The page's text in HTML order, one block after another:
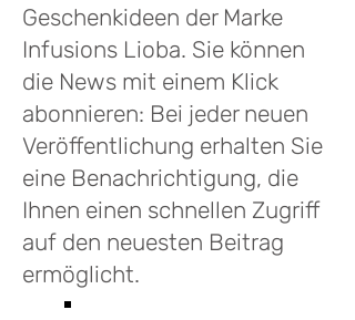
Geschenkideen der Marke
Infusions Lioba. Sie können
die News mit einem Klick
abonnieren: Bei jeder neuen
Veröffentlichung erhalten Sie
eine Benachrichtigung, die
Ihnen einen schnellen Zugriff
auf den neuesten Beitrag
ermöglicht.